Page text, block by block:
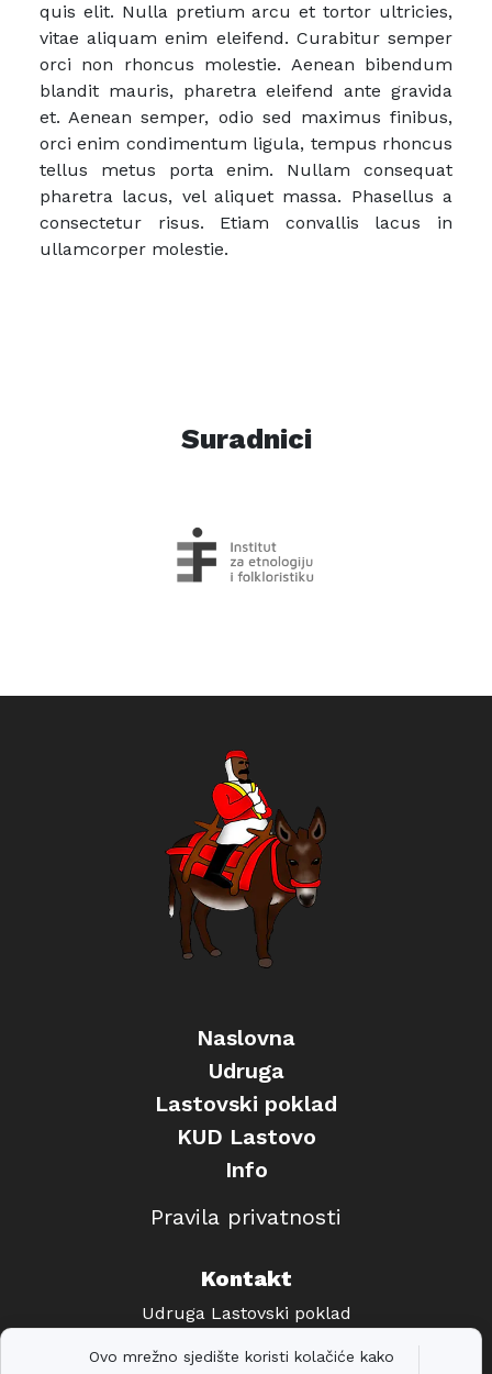
quis elit. Nulla pretium arcu et tortor ultricies,
vitae aliquam enim eleifend. Curabitur semper
orci non rhoncus molestie. Aenean bibendum
blandit mauris, pharetra eleifend ante gravida
et. Aenean semper, odio sed maximus finibus,
orci enim condimentum ligula, tempus rhoncus
tellus metus porta enim. Nullam consequat
pharetra lacus, vel aliquet massa. Phasellus a
consectetur risus. Etiam convallis lacus in
ullamcorper molestie.
Suradnici
Naslovna
Udruga
Lastovski poklad
KUD Lastovo
Info
Pravila privatnosti
Kontakt
Udruga Lastovski poklad
info@lastovski-poklad.hr
Ovo mrežno sjedište koristi kolačiće kako